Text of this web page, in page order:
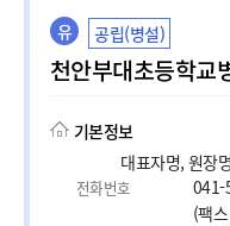
유 공립(병설)
천안부대초등학교
기본정보
대표자명, 원장
전화번호
041-
(팩